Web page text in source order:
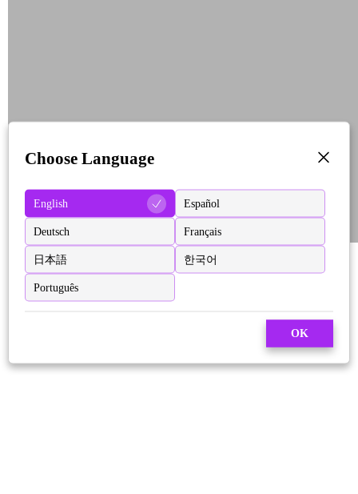
Choose Language
English Español
Deutsch Français
日本語 한국어
Português
OK